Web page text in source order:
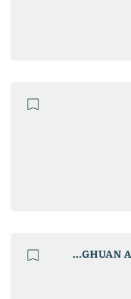
TIANJIN ZHONGHUAN ASCEND TECHNOLOGIES CO., LTD.